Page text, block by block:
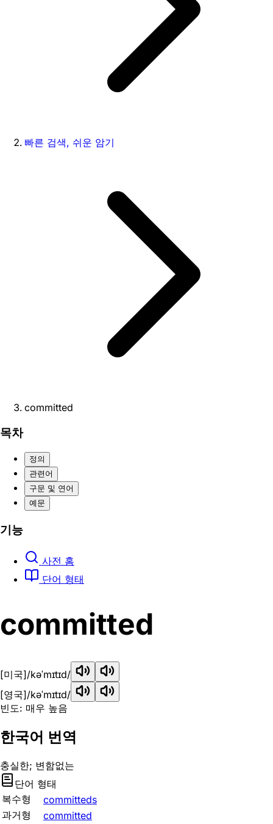
빠른 검색, 쉬운 암기
committed
목차
정의
관련어
구문 및 연어
예문
기능
사전 홈
단어 형태
committed
[미국]/kəˈmɪtɪd/
[영국]/kəˈmɪtɪd/
빈도: 매우 높음
한국어 번역
충실한; 변함없는
단어 형태
복수형
committeds
과거형
committed